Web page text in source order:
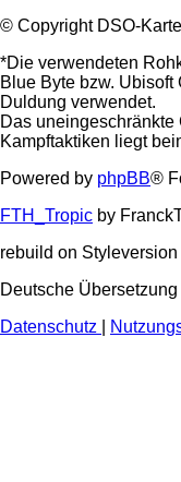
© Copyright DSO-
*Die verwendeten
Blue Byte bzw.
Duldung verwendet.
Das
Kampftaktiken liegt
Powered by phpBB®
FTH_Tropic by
rebuild on
Deutsche Übersetzung
Datenschutz